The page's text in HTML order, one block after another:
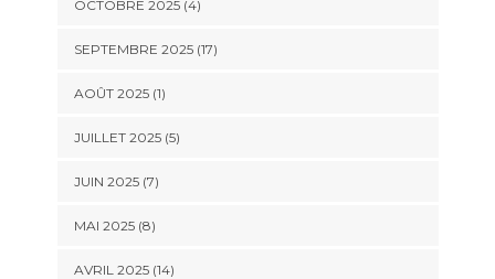
OCTOBRE 2025 (4)
SEPTEMBRE 2025 (17)
AOÛT 2025 (1)
JUILLET 2025 (5)
JUIN 2025 (7)
MAI 2025 (8)
AVRIL 2025 (14)